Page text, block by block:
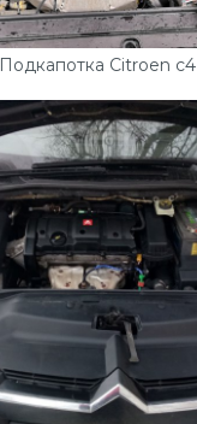
Подкапотка Citroen c4